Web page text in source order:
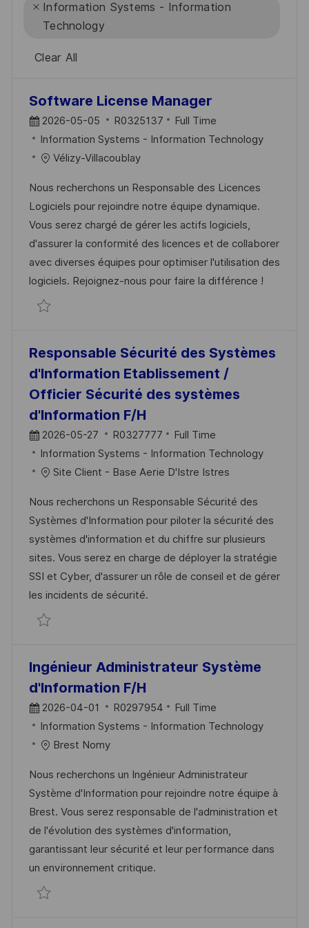
Information Systems - Information
Technology
Clear All
results
updated
result
found
Software License Manager
2026-05-05 R0325137
Full Time
Information Systems - Information Technology
Vélizy-Villacoublay
Nous recherchons un Responsable des Licences
Logiciels pour rejoindre notre équipe dynamique.
Vous serez chargé de gérer les actifs logiciels,
d'assurer la conformité des licences et de collaborer
avec diverses équipes pour optimiser l'utilisation des
logiciels. Rejoignez-nous pour faire la différence !
Responsable Sécurité des Systèmes
d'Information Etablissement /
Officier Sécurité des systèmes
d'Information F/H
2026-05-27 R0327777
Full Time
Information Systems - Information Technology
Site Client - Base Aerie D'Istre Istres
Nous recherchons un Responsable Sécurité des
Systèmes d'Information pour piloter la sécurité des
systèmes d'information et du chiffre sur plusieurs
sites. Vous serez en charge de déployer la stratégie
SSI et Cyber, d'assurer un rôle de conseil et de gérer
les incidents de sécurité.
Ingénieur Administrateur Système
d'Information F/H
2026-04-01 R0297954
Full Time
Information Systems - Information Technology
Brest Nomy
Nous recherchons un Ingénieur Administrateur
Système d'Information pour rejoindre notre équipe à
Brest. Vous serez responsable de l'administration et
de l'évolution des systèmes d'information,
garantissant leur sécurité et leur performance dans
un environnement critique.